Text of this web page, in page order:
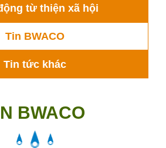
từ thiện xã hội
Tin BWACO
Tin tức khác
BWACO